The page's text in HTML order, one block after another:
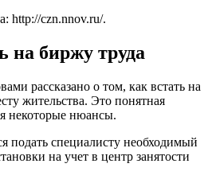
http://czn.nnov.ru/.
на биржу труда
рассказано о том, как встать на
жительства. Это понятная
некоторые нюансы.
подать специалисту необходимый
на учет в центр занятости